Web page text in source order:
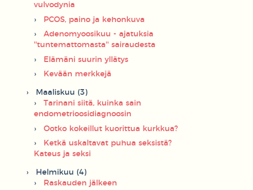
vulvodynia
PCOS, paino ja kehonkuva
Adenomyoosikuu - ajatuksia
''tuntemattomasta'' sairaudesta
Elämäni suurin yllätys
Kevään merkkejä
Maaliskuu (3)
Tarinani siitä, kuinka sain
endometrioosidiagnoosin
Ootko kokeillut kuorittua kurkkua?
Ketkä uskaltavat puhua seksistä?
Kateus ja seksi
Helmikuu (4)
Raskauden jälkeen